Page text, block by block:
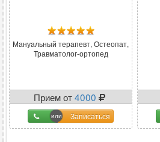
Мануальный терапевт, Остеопат,
Травматолог-ортопед
Прием от4000
Записаться